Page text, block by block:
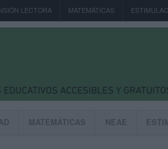
LECTORA MATEMÁTICAS
MATEMÁTICAS NEAE